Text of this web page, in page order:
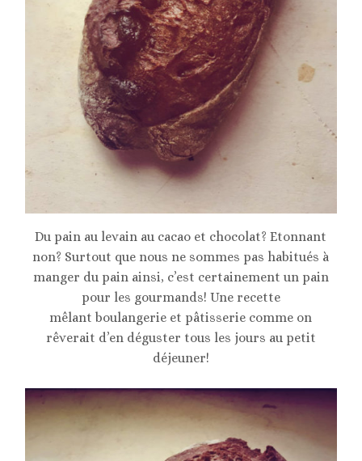
Du pain au levain au cacao et chocolat? Etonnant
non? Surtout que nous ne sommes pas habitués à
manger du pain ainsi, c’est certainement un pain
pour les gourmands! Une recette
mêlant boulangerie et pâtisserie comme on
rêverait d’en déguster tous les jours au petit
déjeuner!